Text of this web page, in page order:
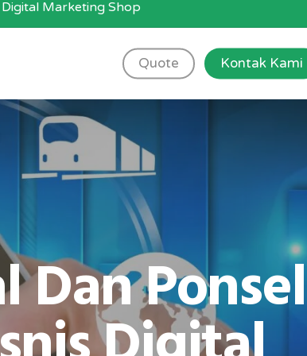
Marketing Shop
Quote Kontak Kami
Dan Ponsel